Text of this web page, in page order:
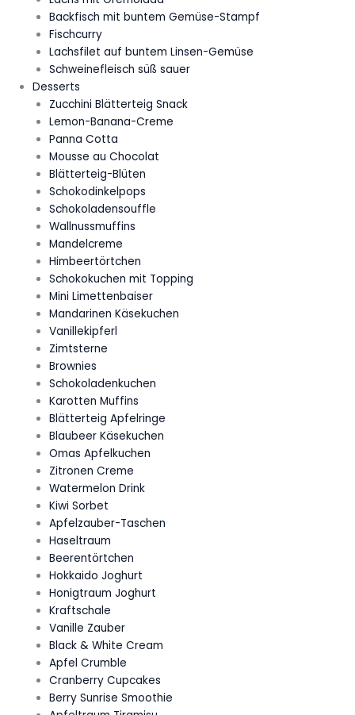
Backfisch mit buntem Gemüse-Stampf
Fischcurry
Lachsfilet auf buntem Linsen-Gemüse
Schweinefleisch süß sauer
Desserts
Zucchini Blätterteig Snack
Lemon-Banana-Creme
Panna Cotta
Mousse au Chocolat
Blätterteig-Blüten
Schokodinkelpops
Schokoladensouffle
Wallnussmuffins
Mandelcreme
Himbeertörtchen
Schokokuchen mit Topping
Mini Limettenbaiser
Mandarinen Käsekuchen
Vanillekipferl
Zimtsterne
Brownies
Schokoladenkuchen
Karotten Muffins
Blätterteig Apfelringe
Blaubeer Käsekuchen
Omas Apfelkuchen
Zitronen Creme
Watermelon Drink
Kiwi Sorbet
Apfelzauber-Taschen
Haseltraum
Beerentörtchen
Hokkaido Joghurt
Honigtraum Joghurt
Kraftschale
Vanille Zauber
Black & White Cream
Apfel Crumble
Cranberry Cupcakes
Berry Sunrise Smoothie